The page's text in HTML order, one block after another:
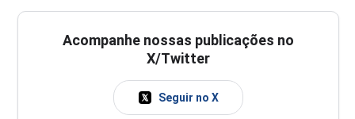
Acompanhe nossas publicações no
X/Twitter
Seguir no X